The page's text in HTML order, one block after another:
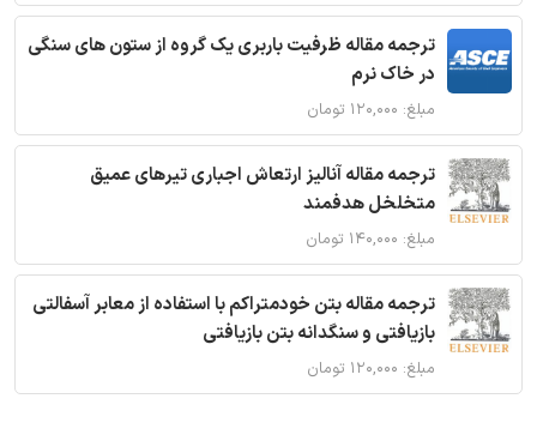
ترجمه مقاله ظرفیت باربری یک گروه از ستون های سنگی
در خاک نرم
مبلغ: ۱۲۰,۰۰۰ تومان
ترجمه مقاله آنالیز ارتعاش اجباری تیرهای عمیق
متخلخل هدفمند
مبلغ: ۱۴۰,۰۰۰ تومان
ترجمه مقاله بتن خودمتراکم با استفاده از معابر آسفالتی
بازیافتی و سنگدانه بتن بازیافتی
مبلغ: ۱۲۰,۰۰۰ تومان